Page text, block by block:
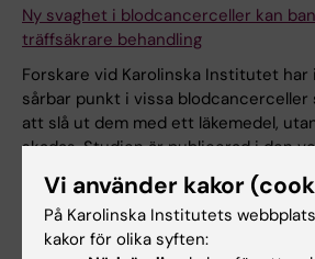
Ny svaghet i blodcancerceller kan
träffsäkrare behandling
Forskare vid Karolinska Institutet
sårbar punkt i vissa blodcancerceller
att slå ut dem med ett läkemedel,
skadas. Studien är publicerad i den
tidskriften Leukemia.
Nyheter
Vi använder kakor
På Karolinska Institutets
kakor för olika syften: